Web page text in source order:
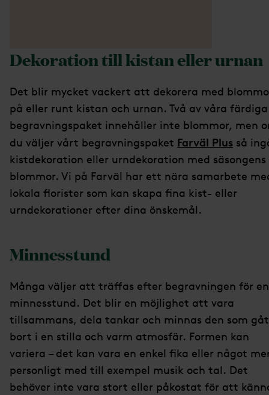
Dekoration till kistan eller urnan
Det blir mycket vackert att dekorera med
på eller runt kistan och urnan. Två av våra färdiga
begravningspaket innehåller inte blommor, men
du väljer vårt begravningspaket Farväl Plus så
kistdekoration eller urndekoration med säsongens
blommor. Vi på Farväl har ett nära samarbete
lokala florister som kan skapa fina kist- eller
urndekorationer efter dina önskemål.
Minnesstund
Många väljer att träffas efter begravningen för en
minnesstund. Det blir en möjlighet att vara
tillsammans, dela tankar och minnas den som
bort i en stilla och varm atmosfär. Formen kan
variera – det kan vara en enkel fika eller något
personligt med till exempel musik och tal. Det
behöver inte vara stort eller påkostat för att